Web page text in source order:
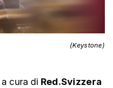
(Keystone)
a cura di Red.Svizzera